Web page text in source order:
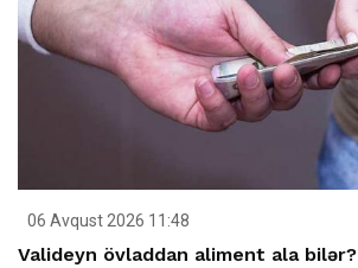
06 Avqust 2026 11:48
Valideyn övladdan aliment ala bilər?